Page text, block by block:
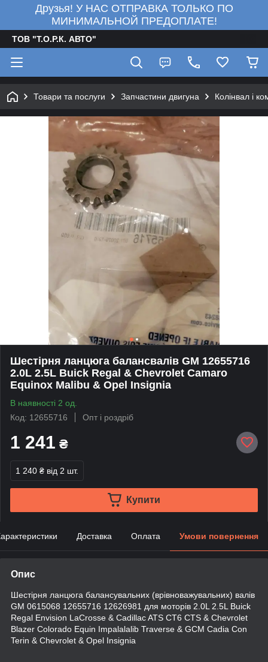
Друзья! У НАС ОТПРАВКА ТОЛЬКО ПО
МИНИМАЛЬНОЙ ПРЕДОПЛАТЕ!
ТОВ "Т.О.Р.К. АВТО"
Товари та послуги Запчастини двигуна Колінвал і
Шестірня ланцюга балансвалів GM 12655716
2.0L 2.5L Buick Regal & Chevrolet Camaro
Equinox Malibu & Opel Insignia
В наявності 2 од.
Код: 12655716
Опт і роздріб
1 241 ₴
1 240 ₴ від 2 шт.
Купити
Доставка Оплата Умови повернення
Опис
Шестірня ланцюга балансувальних (врівноважувальних) валів
GM 0615068 12655716 12626981 для моторів 2.0L 2.5L Buick
Regal Envision LaCrosse & Cadillac ATS CT6 CTS & Chevrolet
Blazer Colorado Equin Impalalalib Traverse & GCM Cadia Con
Terin & Chevrolet & Opel Insignia